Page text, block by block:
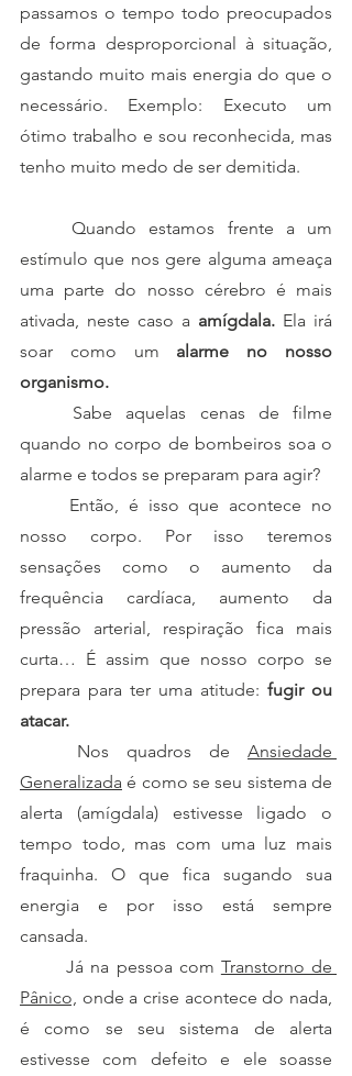
passamos o tempo todo preocupados
de forma desproporcional à situação,
gastando muito mais energia do que o
necessário. Exemplo: Executo um
ótimo trabalho e sou reconhecida, mas
tenho muito medo de ser demitida.
	Quando estamos frente a um
estímulo que nos gere alguma ameaça
uma parte do nosso cérebro é mais
ativada, neste caso a amígdala. Ela irá
soar como um alarme no nosso
quando no corpo de bombeiros soa o
alarme e todos se preparam para agir?
nosso corpo. Por isso teremos
sensações como o aumento da
frequência cardíaca, aumento da
pressão arterial, respiração fica mais
curta… É assim que nosso corpo se
prepara para ter uma atitude: fugir ou
atacar.
	Nos quadros de
Ansiedade
Generalizada é como se seu sistema de
alerta (amígdala) estivesse ligado o
tempo todo, mas com uma luz mais
fraquinha. O que fica sugando sua
energia e por isso está sempre
cansada.
	Já na pessoa com
Transtorno de
Pânico, onde a crise acontece do nada,
é como se seu sistema de alerta
estivesse com defeito e ele soasse